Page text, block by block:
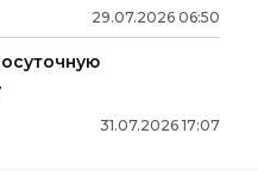
29.07.2026 06:50
31.07.2026 17:07